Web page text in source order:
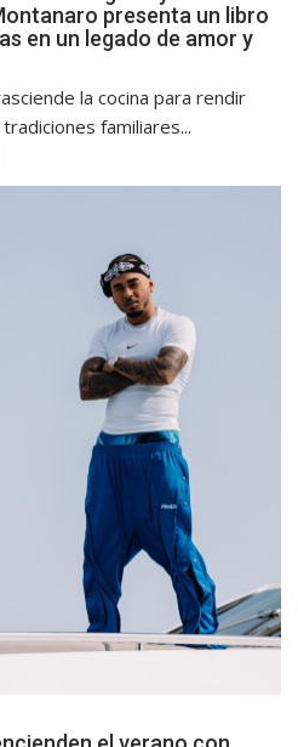
presenta un libro
en un legado de amor y
la cocina para rendir
familiares...